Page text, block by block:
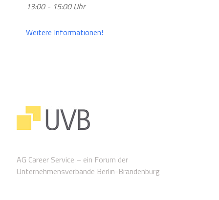
13:00 - 15:00 Uhr
Weitere Informationen!
AG Career Service – ein Forum der
Unternehmensverbände Berlin-Brandenburg